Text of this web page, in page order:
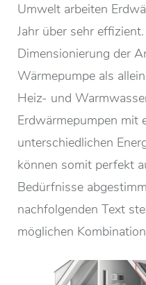
Umwelt arbeiten
Jahr über sehr
Dimensionierung der
Wärmepumpe als
Heiz- und
Erdwärmepumpen mit
unterschiedlichen
können somit perfekt
Bedürfnisse
nachfolgenden Text
möglichen